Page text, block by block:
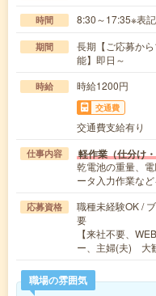
時間 8:30～17:35※表
期間
長期【ご応募か
能】即日～
時給 時給1200円
交通費
交通費支給有り
仕事内容 軽作業（仕分け
乾電池の重量、
ータ入力作業な
応募資格
職種未経験OK /
要
【来社不要、
ー、主婦(夫) 大
職場の雰囲気